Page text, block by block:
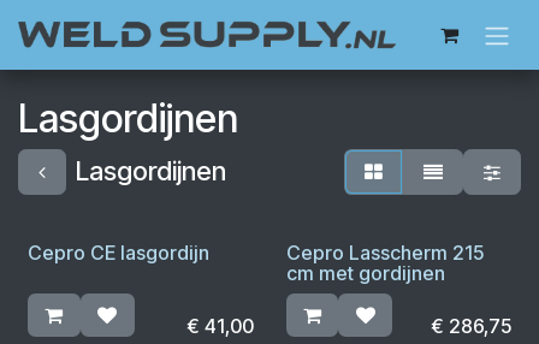
Lasgordijnen
Lasgordijnen
Cepro CE lasgordijn
€ 41,00
Cepro Lasscherm 215
cm met gordijnen
€ 286,75